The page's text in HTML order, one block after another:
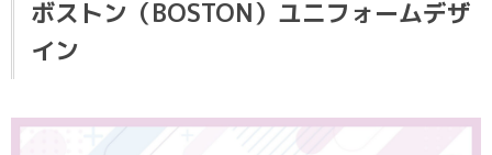
ボストン（BOSTON）ユニフォームデザ
イン